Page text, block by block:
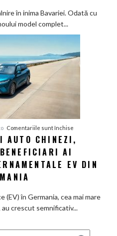
Cea
BMW
renunță
și
100%
în inima Bavariei. Odată cu
model complet...
Comentariile sunt închise
chinezi,
AUTO CHINEZI,
AI
EV DIN
(EV) în Germania, cea mai mare
crescut semnificativ...